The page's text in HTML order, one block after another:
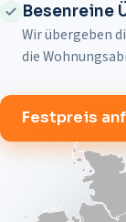
Besenreine
Wir übergeben
die
Festpreis